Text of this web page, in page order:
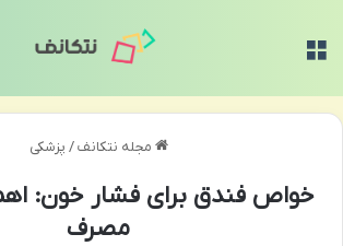
مجله نتکانف / پزشکی
خواص فندق برای فشار خون:
مصرف